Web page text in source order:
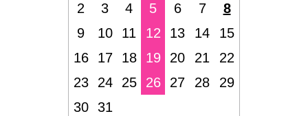
2
3 4 5 6 7
8
9
10 11 12 13 14
15
16
17 18 19 20 21
22
23
24 25 26 27 28
29
30
31